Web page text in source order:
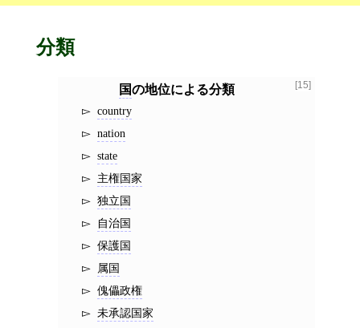
分類
[15]
国の地位による分類
country
nation
state
主権国家
独立国
自治国
保護国
属国
傀儡政権
未承認国家